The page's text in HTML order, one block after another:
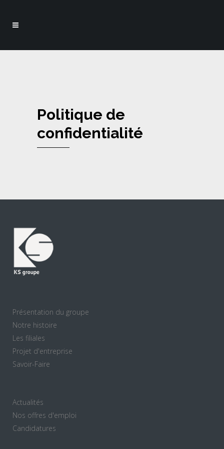
Politique de
confidentialité
Présentation du groupe
Notre histoire
Les filiales
Projet d'entreprise
Savoir-Faire
Actualités
Nos offres d'emploi
Candidatures